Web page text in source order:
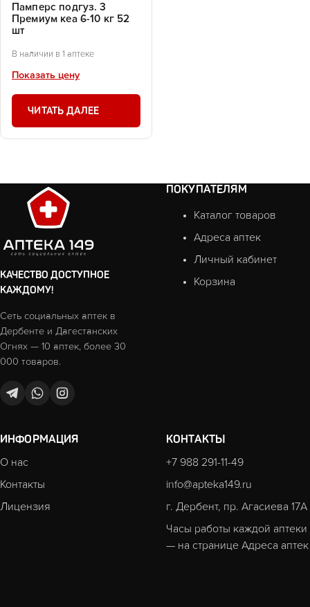
Памперс подгуз. 3
Премиум кеа 6-10 кг 52
шт
В наличии в 1 аптеке
Показать цену
ЧИТАТЬ ДАЛЕЕ
КАЧЕСТВО ДОСТУПНОЕ
КАЖДОМУ!
Сеть социальных аптек в
Дербенте и Дагестанских
Огнях — 10 аптек, более 30
000 товаров.
ПОКУПАТЕЛЯМ
Каталог товаров
Адреса аптек
Личный кабинет
Корзина
ИНФОРМАЦИЯ
О нас
Контакты
Лицензия
КОНТАКТЫ
+7 988 291-11-49
info@apteka149.ru
г. Дербент, пр. Агасиева 17А
Часы работы каждой аптеки
— на странице Адреса аптек